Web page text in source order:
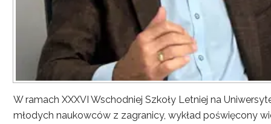
W ramach XXXVI Wschodniej Szkoły Letniej na
młodych naukowców z zagranicy, wykład poświęcony